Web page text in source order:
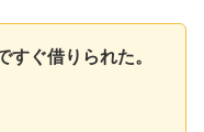
すぐ借りられた。